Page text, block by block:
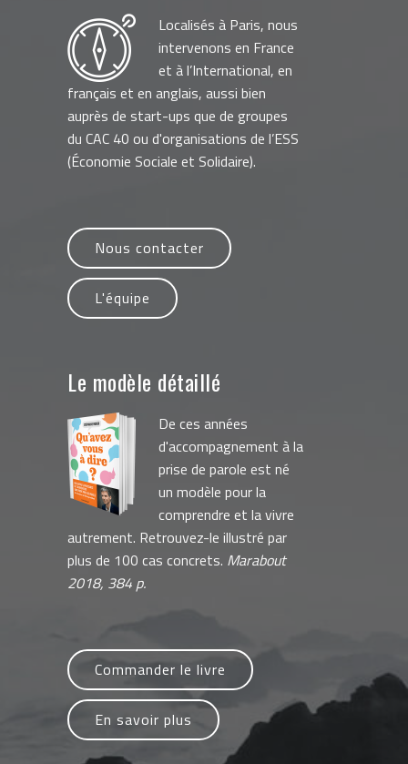
Localisés à Paris, nous
intervenons en France
et à l’International, en
français et en anglais, aussi bien
auprès de start-ups que de groupes
du CAC 40 ou d'organisations de l’ESS
(Économie Sociale et Solidaire).
Nous contacter
L'équipe
Le modèle détaillé
De ces années
d'accompagnement à la
prise de parole est né
un modèle pour la
comprendre et la vivre
autrement. Retrouvez-le illustré par
plus de 100 cas concrets. Marabout
2018, 384 p.
Commander le livre
En savoir plus